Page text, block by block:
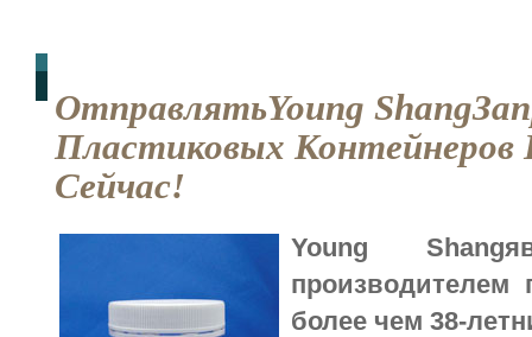
ОтправлятьYoung
Пластиковых Контейнеров
Сейчас!
Young
производителем
более чем 38-